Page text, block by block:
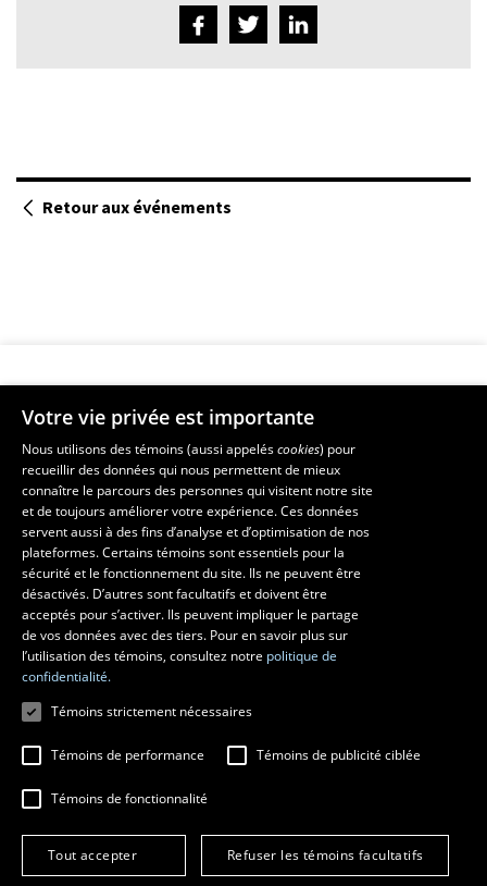
Retour aux événements
Faculté de musique
Pavillon Louis-Jacques-Casault
1055, avenue du Séminaire, Québec (Québec)  G1V 0A6
Téléphone: 418 656-7061
Suivez-nous sur Facebook
Suivez-nous sur YouTube
Conditions générales d'utilisation
Fraude en ligne
Votre vie privée est importante
Nous utilisons des témoins (aussi appeléscookies) pour
recueillir des données qui nous permettent de mieux
connaître le parcours des personnes qui visitent notre site
et de toujours améliorer votre expérience. Ces données
servent aussi à des fins d’analyse et d’optimisation de nos
plateformes. Certains témoins sont essentiels pour la
sécurité et le fonctionnement du site. Ils ne peuvent être
désactivés. D’autres sont facultatifs et doivent être
acceptés pour s’activer. Ils peuvent impliquer le partage
de vos données avec des tiers. Pour en savoir plus sur
l’utilisation des témoins, consultez notre politique de
confidentialité.
Témoins strictement nécessaires
Témoins de performance Témoins de publicité ciblée
Témoins de fonctionnalité
Tout accepter Refuser les témoins facultatifs